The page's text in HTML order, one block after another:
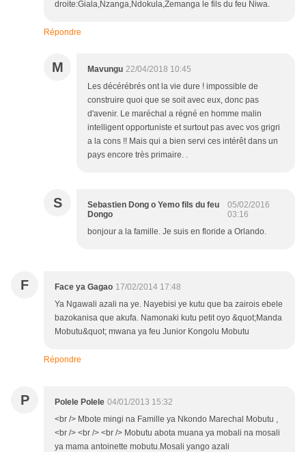
droite:Giala,Nzanga,Ndokula,Zemanga le fils du feu Niwa.
Répondre
M Mavungu 22/04/2018 10:45
Les décérébrés ont la vie dure ! impossible de
construire quoi que se soit avec eux, donc pas
d'avenir. Le maréchal a régné en homme malin
intelligent opportuniste et surtout pas avec vos grigri
a la cons !! Mais qui a bien servi ces intérêt dans un
pays encore très primaire. .
S
Sebastien Dong o Yemo fils du feu
Dongo
05/02/2016
03:16
bonjour a la famille. Je suis en floride a Orlando.
F Face ya Gagao 17/02/2014 17:48
Ya Ngawali azali na ye. Nayebisi ye kutu que ba zairois ebele
bazokanisa que akufa. Namonaki kutu petit oyo &quot;Manda
Mobutu&quot; mwana ya feu Junior Kongolu Mobutu
Répondre
P Polele Polele 04/01/2013 15:32
<br /> Mbote mingi na Famille ya Nkondo Marechal Mobutu ,
<br /> <br /> <br /> Mobutu abota muana ya mobali na mosali
ya mama antoinette mobutu.Mosali yango azali